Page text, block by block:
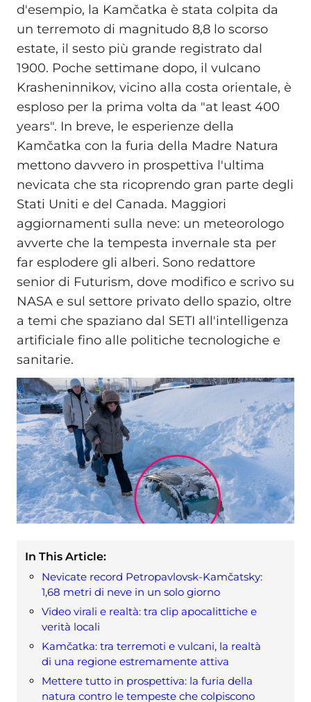
d'esempio, la Kamčatka è stata colpita da
un terremoto di magnitudo 8,8 lo scorso
estate, il sesto più grande registrato dal
1900. Poche settimane dopo, il vulcano
Krasheninnikov, vicino alla costa orientale, è
esploso per la prima volta da "at least 400
years". In breve, le esperienze della
Kamčatka con la furia della Madre Natura
mettono davvero in prospettiva l'ultima
nevicata che sta ricoprendo gran parte degli
Stati Uniti e del Canada. Maggiori
aggiornamenti sulla neve: un meteorologo
avverte che la tempesta invernale sta per
far esplodere gli alberi. Sono redattore
senior di Futurism, dove modifico e scrivo su
NASA e sul settore privato dello spazio, oltre
a temi che spaziano dal SETI all'intelligenza
artificiale fino alle politiche tecnologiche e
sanitarie.
In This Article:
Nevicate record Petropavlovsk-Kamčatsky:
1,68 metri di neve in un solo giorno
Video virali e realtà: tra clip apocalittiche e
verità locali
Kamčatka: tra terremoti e vulcani, la realtà
di una regione estremamente attiva
Mettere tutto in prospettiva: la furia della
natura contro le tempeste che colpiscono